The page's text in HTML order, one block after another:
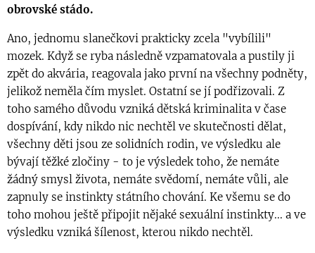
obrovské stádo.
Ano, jednomu slanečkovi prakticky zcela "vybílili"
mozek. Když se ryba následně vzpamatovala a pustily ji
zpět do akvária, reagovala jako první na všechny podněty,
jelikož neměla čím myslet. Ostatní se jí podřizovali. Z
toho samého důvodu vzniká dětská kriminalita v čase
dospívání, kdy nikdo nic nechtěl ve skutečnosti dělat,
všechny děti jsou ze solidních rodin, ve výsledku ale
bývají těžké zločiny - to je výsledek toho, že nemáte
žádný smysl života, nemáte svědomí, nemáte vůli, ale
zapnuly se instinkty státního chování. Ke všemu se do
toho mohou ještě připojit nějaké sexuální instinkty... a ve
výsledku vzniká šílenost, kterou nikdo nechtěl.